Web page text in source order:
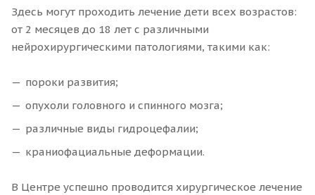
Здесь могут проходить лечение дети всех возрастов:
от 2 месяцев до 18 лет с различными
нейрохирургическими патологиями, такими как:
пороки развития;
опухоли головного и спинного мозга;
различные виды гидроцефалии;
краниофациальные деформации.
В Центре успешно проводится хирургическое лечение